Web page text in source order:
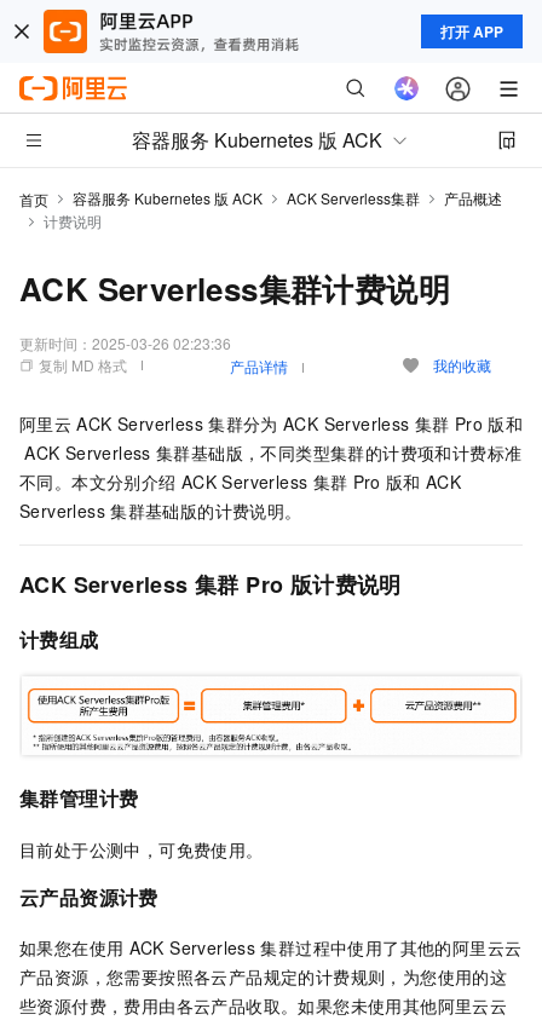
打开 APP
容器服务 Kubernetes 版 ACK
首页 容器服务 Kubernetes 版 ACK ACK Serverless集群
产品概述
计费说明
ACK Serverless集群计费说明
更新时间： 2025-03-26 02:23:36
复制 MD 格式
产品详情 我的收藏
阿里云 ACK Serverless 集群分为 ACK Serverless 集群 Pro 版和
ACK Serverless 集群基础版 ，不同类型集群的计费项和计费标准
不同。本文分别介绍 ACK Serverless 集群 Pro 版和 ACK
Serverless 集群基础版的计费说明。
ACK Serverless 集群 Pro 版计费说明
计费组成
集群管理计费
目前处于公测中，可免费使用。
云产品资源计费
如果您在使用 ACK Serverless 集群过程中使用了其他的阿里云云
产品资源，您需要按照各云产品规定的计费规则，为您使用的这
些资源付费，费用由各云产品收取。如果您未使用其他阿里云云